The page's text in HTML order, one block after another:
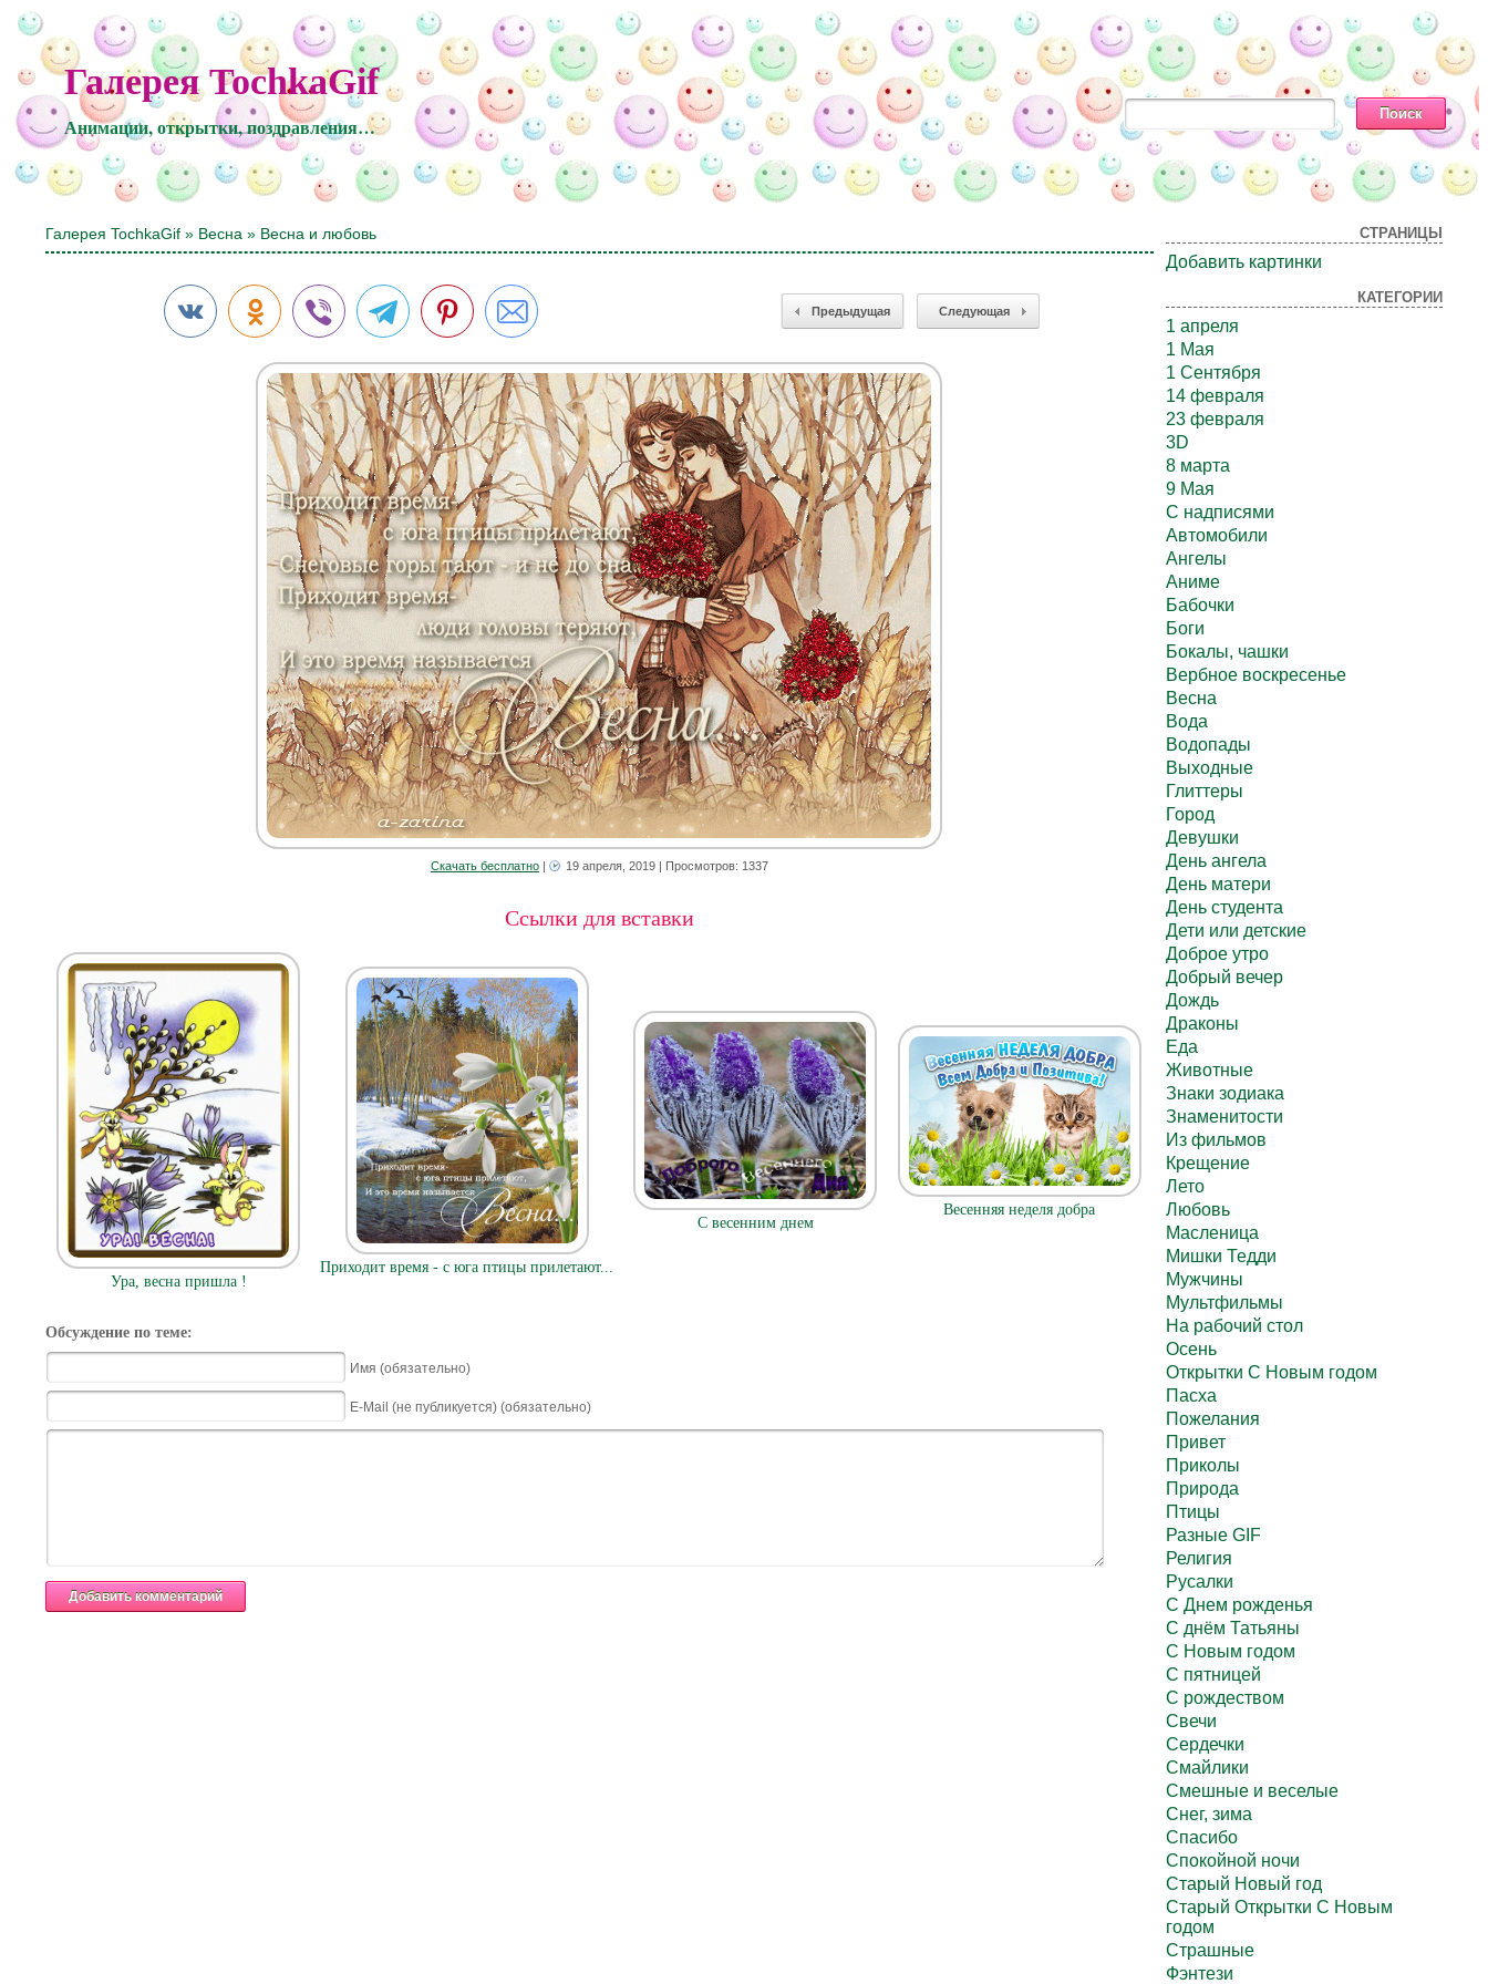
Галерея TochkaGif
Анимации, открытки, поздравления…
Галерея TochkaGif » Весна » Весна и любовь
Предыдущая Следующая
Скачать бесплатно| 19 апреля, 2019| Просмотров: 1337
Ссылки для вставки
Ура, весна пришла !
Приходит время - с юга птицы прилетают...
С весенним днем
Весенняя неделя добра
Обсуждение по теме:
Имя (обязательно)
E-Mail (не публикуется) (обязательно)
СТРАНИЦЫ
Добавить картинки
КАТЕГОРИИ
1 апреля
1 Мая
1 Сентября
14 февраля
23 февраля
3D
8 марта
9 Мая
C надписями
Автомобили
Ангелы
Аниме
Бабочки
Боги
Бокалы, чашки
Вербное воскресенье
Весна
Вода
Водопады
Выходные
Глиттеры
Город
Девушки
День ангела
День матери
День студента
Дети или детские
Доброе утро
Добрый вечер
Дождь
Драконы
Еда
Животные
Знаки зодиака
Знаменитости
Из фильмов
Крещение
Лето
Любовь
Масленица
Мишки Тедди
Мужчины
Мультфильмы
На рабочий стол
Осень
Открытки С Новым годом
Пасха
Пожелания
Привет
Приколы
Природа
Птицы
Разные GIF
Религия
Русалки
С Днем рожденья
С днём Татьяны
С Новым годом
С пятницей
С рождеством
Свечи
Сердечки
Смайлики
Смешные и веселые
Снег, зима
Спасибо
Спокойной ночи
Старый Новый год
Старый Открытки С Новым
годом
Страшные
Фэнтези